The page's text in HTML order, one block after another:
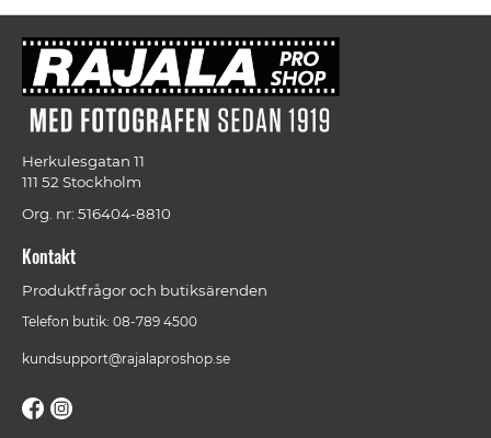
Herkulesgatan 11
111 52 Stockholm
Org. nr: 516404-8810
Kontakt
Produktfrågor och butiksärenden
Telefon butik: 08-789 4500
kundsupport@rajalaproshop.se